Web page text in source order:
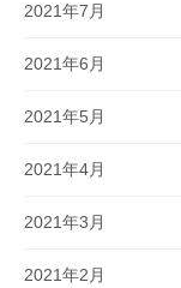
2021年7月
2021年6月
2021年5月
2021年4月
2021年3月
2021年2月